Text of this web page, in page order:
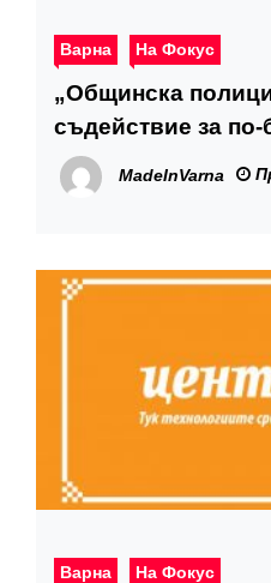
Варна На Фокус
„Общинска
съдействие за по-
приключване на
уширение на ул.
MadeInVarna
Варна На Фокус